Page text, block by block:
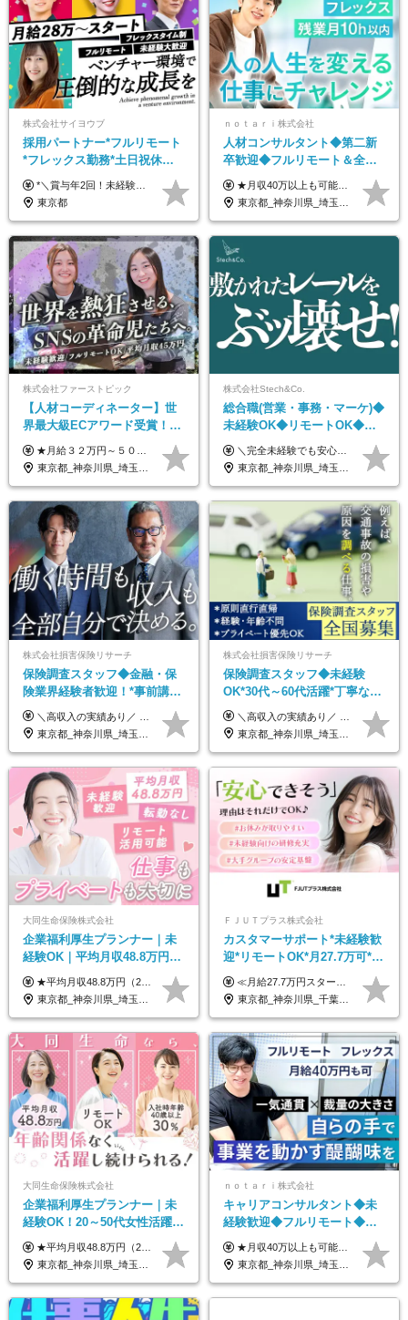
株式会社サイヨウブ
採用パートナー*フルリモート
*フレックス勤務*土日祝休み*
月給28万円～*産育休取得実績
あり*年間休日120日
*＼賞与年2回！未経験から月給28万円スタート／* ★昇給年12回あり！随時昇給のチャンス ◆月給28万～40万円＋賞与年2回＋各種インセンティブ ※経験・スキルを考慮の上、決定します ※試用期間6ヶ月間あり（期間中は月給26万円～になります。その他待遇等に差異はありません） ※月給には月35時間分の固定残業代含む（月5万4800円/超過分別途支給） ※ほとんどのメンバーが残業ゼロです！フレックスタイム制のため、自分の生活に合わせて調整できます。 ＼希望性で土曜日出勤あり／ お客様より「土曜日に応募者の対応をしてほしい」という ご要望を受けた際に、応募者対応⇒求職者との メッセージのやり取りなど、対応が発生する場合があります。 ※土曜日に出勤いただく場合は ・2時間稼働：4500円 ・4時間稼働：9000円 の給与が発生。勤務時間が4時間超えることは原則ありません。 短期間で高い給与をGETできるチャンスです♪
東京都
ｎｏｔａｒｉ株式会社
人材コンサルタント◆第二新
卒歓迎◆フルリモート＆全国
から勤務OK◆残業月10h以内
◆フレックス制
★月収40万以上も可能！ ★能力・スキル・経験を考慮した年収額を設定します ★年功序列ではなく、チャレンジを評価して給与に反映！ ■月給20万円～40万円＋決算賞与 ※経験・スキルを考慮のうえ決定します ※給与にはみなし残業代40時間分を含む。そのほか詳細に関しては別途面接時にご説明します ※試用期間3ヵ月あり。期間中の雇用形態・条件などに差異はありません
東京都_神奈川県_埼玉県_千葉県_大阪府_愛知県_北海道_青森県_岩手県_宮城県_秋田県_山形県_福島県_茨城県_栃木県_群馬県_新潟県_山梨県_長野県_富山県_石川県_福井県_静岡県_岐阜県_三重県_兵庫県_京都府_滋賀県_奈良県_和歌山県_広島県_岡山県_鳥取県_島根県_山口県_徳島県_香川県_愛媛県_高知県_福岡県_熊本県_佐賀県_長崎県_大分県_宮崎県_鹿児島県_沖縄県
株式会社ファーストピック
【人材コーディネーター】世
界最大級ECアワード受賞！フ
ルリモート／未経験◎／月給
３２万円～／年休１３０日以
上／
★月給３２万円～５０万円＋インセンティブ賞与＋決算賞与★ （30時間の固定残業代、一律月54,750円を含む。超過分は支給） ※経験・スキルを考慮の上、決定 ※昇給：随時あり 【インセンティブについて】 自社サービスを提案し、サービス化した場合、一部の利益をインセンティブとして還元します。 試用期間中（6か月間）は、下記の給与となります。 【一都三県、大阪、名古屋、福岡の方】 月給２４万円～＋役職手当＋インセンティブ賞与 【一都三県以外の関東圏、九州、東北、北海道、その他地域の方】 月給２０万円～＋役職手当＋インセンティブ賞与 ※試用期間6ヶ月 ※試用期間中の待遇・福利厚生に差異はなし
東京都_神奈川県_埼玉県_千葉県_大阪府_愛知県_北海道_青森県_岩手県_宮城県_秋田県_山形県_福島県_茨城県_栃木県_群馬県_静岡県_岐阜県_三重県_兵庫県_京都府_滋賀県_奈良県_和歌山県_広島県_岡山県_鳥取県_島根県_山口県_福岡県_熊本県_佐賀県_長崎県_大分県_宮崎県_鹿児島県
株式会社Stech&Co.
総合職(営業・事務・マーケ)◆
未経験OK◆リモートOK◆学
歴不問◆20代活躍中！
＼完全未経験でも安心して年収UP可能です！／ -------------- 【1】営業 月給25万円～80万円＋賞与 【2】事務 月給21万円～50万円＋賞与 【3】マーケ 月給25万円～80万円＋賞与 ※試用期間3ヶ月間の待遇に変動はありません。 ※みなし残業代(月20時間分29,725円～)を含む。（※超過分は追加支給）
東京都_神奈川県_埼玉県_千葉県_大阪府_愛知県_北海道_青森県_岩手県_宮城県_秋田県_山形県_福島県_茨城県_栃木県_群馬県_新潟県_山梨県_長野県_富山県_石川県_福井県_静岡県_岐阜県_三重県_兵庫県_京都府_滋賀県_奈良県_和歌山県_広島県_岡山県_鳥取県_島根県_山口県_徳島県_香川県_愛媛県_高知県_福岡県_熊本県_佐賀県_長崎県_大分県_宮崎県_鹿児島県_沖縄県
株式会社損害保険リサーチ
保険調査スタッフ◆金融・保
険業界経験者歓迎！*事前講習
あり*30代～60代活躍*調査は
原則直行直帰*高収入可
＼高収入の実績あり／ なかには年収1000万円を超える方もいらっしゃいます！ 【完全出来高報酬制】 ★仕事に慣れるまで収入をサポート 1か月目：報酬が通常の2倍 2か月目：報酬が通常の1.5倍 ※災害に関する業務については、収入サポートの対象外 ※試用期間はありません ＊＊＊業務報酬の例＊＊＊ ・事故原因調査（4箇所確認）…1万5000円～ ・有無責／不正請求疑義調査（自動車案件）…2万円～ ・医療調査（1箇所確認）…1万7000円～ ・書類取付（1箇所訪問）…3000円～ ※上記は目安になります ※実際の報酬は業務報酬に応じた個々のスキル・実績を加味したものになります
東京都_神奈川県_埼玉県_千葉県_大阪府_愛知県_北海道_青森県_岩手県_宮城県_秋田県_山形県_福島県_茨城県_栃木県_群馬県_新潟県_山梨県_長野県_富山県_石川県_福井県_静岡県_岐阜県_三重県_兵庫県_京都府_滋賀県_奈良県_和歌山県_広島県_岡山県_鳥取県_島根県_山口県_徳島県_香川県_愛媛県_高知県_福岡県_熊本県_佐賀県_長崎県_大分県_宮崎県_鹿児島県_沖縄県
株式会社損害保険リサーチ
保険調査スタッフ◆未経験
OK*30代～60代活躍*丁寧な講
習・サポートあり*原則直行直
帰／全国募集・業務委託
＼高収入の実績あり／ なかには年収1000万円を超えるスペシャリストもいらっしゃいます！ 【完全出来高報酬制】 ★仕事に慣れるまで収入をサポート 1か月目：報酬が通常の2倍 2か月目：報酬が通常の1.5倍 ※災害に関する業務については、収入サポートの対象外 ※試用期間はありません ＊＊＊業務報酬の例＊＊＊ ・事故原因調査（4箇所確認）…1万5000円～ ・有無責／不正請求疑義調査（自動車案件）…2万円～ ・医療調査（1箇所確認）…1万7000円～ ・書類取付（1箇所訪問）…3000円～ ※上記は目安になります ※実際の報酬は業務報酬に応じた個々のスキル・実績を加味したものになります
東京都_神奈川県_埼玉県_千葉県_大阪府_愛知県_北海道_青森県_岩手県_宮城県_秋田県_山形県_福島県_茨城県_栃木県_群馬県_新潟県_山梨県_長野県_富山県_石川県_福井県_静岡県_岐阜県_三重県_兵庫県_京都府_滋賀県_奈良県_和歌山県_広島県_岡山県_鳥取県_島根県_山口県_徳島県_香川県_愛媛県_高知県_福岡県_熊本県_佐賀県_長崎県_大分県_宮崎県_鹿児島県_沖縄県
大同生命保険株式会社
企業福利厚生プランナー｜未
経験OK｜平均月収48.8万円｜
リモートOK｜残業ほぼなし｜
転勤なし｜女性活躍中
★平均月収48.8万円（2025年度実績） ★安心の固定給＋賞与年2回＋インセンティブ！手当も充実 月給21万円～23万円＋諸手当＋インセンティブ＋賞与年2回 ※給与は年間平均の税込定例給与です。賞与は含みません。 ※約3週間の研修期間中は日当8000円を支給いたします。 ※試用期間6ヵ月あり（期間中の条件変更なし） ◆東京・神奈川・千葉・埼玉・愛知（一部）・京都・大阪・兵庫（一部）：月給23万円以上 ◆静岡（一部）・三重・岐阜：月給22万円以上 ◆上記以外の地域：月給21万円以上
東京都_神奈川県_埼玉県_千葉県_大阪府_愛知県_北海道_青森県_岩手県_宮城県_秋田県_山形県_福島県_茨城県_栃木県_群馬県_新潟県_山梨県_長野県_富山県_石川県_福井県_静岡県_岐阜県_三重県_兵庫県_京都府_滋賀県_奈良県_和歌山県_広島県_岡山県_鳥取県_島根県_山口県_徳島県_香川県_愛媛県_高知県_福岡県_熊本県_佐賀県_長崎県_大分県_宮崎県_鹿児島県_沖縄県
ＦＪＵＴプラス株式会社
カスタマーサポート*未経験歓
迎*リモートOK*月27.7万可*賞
与年2回*転勤なし*連休
OK/ZE010232
≪月給27.7万円スタートも可／賞与年2回≫ ■月給21万円～27.7万円＋各種手当＋賞与年2回 ※給与は勤務地に応じて変更します ※年齢や経験・スキルなどを考慮して決定します ※時間外手当は全額支給 ※上記は初年度の月給となります ※試用期間3ヶ月（その他待遇に差異はありません） 【固定残業代について】 なし（残業代は、実際の労働時間に応じて別途全額支給）
東京都_神奈川県_千葉県_大阪府_愛知県_北海道_長野県_石川県_広島県_福岡県
大同生命保険株式会社
企業福利厚生プランナー｜未
経験OK！20～50代女性活躍｜
リモートOK｜平均月収48.8万
｜子育て＆介護支援◎
★平均月収48.8万円（2025年度実績） ★安心の固定給＋賞与年2回＋インセンティブ！手当も充実 月給21万円～23万円＋諸手当＋インセンティブ＋賞与年2回 ※給与は年間平均の税込定例給与です。賞与は含みません。 ※約3週間の研修期間中は日当8000円を支給いたします。 ※試用期間6ヵ月あり（期間中の条件変更なし） ◆東京・神奈川・千葉・埼玉・愛知（一部）・京都・大阪・兵庫（一部）：月給23万円以上 ◆静岡（一部）・三重・岐阜：月給22万円以上 ◆上記以外の地域：月給21万円以上
東京都_神奈川県_埼玉県_千葉県_大阪府_愛知県_北海道_青森県_岩手県_宮城県_秋田県_山形県_福島県_茨城県_栃木県_群馬県_新潟県_山梨県_長野県_富山県_石川県_福井県_静岡県_岐阜県_三重県_兵庫県_京都府_滋賀県_奈良県_和歌山県_広島県_岡山県_鳥取県_島根県_山口県_徳島県_香川県_愛媛県_高知県_福岡県_熊本県_佐賀県_長崎県_大分県_宮崎県_鹿児島県_沖縄県
ｎｏｔａｒｉ株式会社
キャリアコンサルタント◆未
経験歓迎◆フルリモート◆フ
レックス制◆10時出勤・16時
退勤も可◆残業月10時間以内
★月収40万以上も可能！ ★能力・スキル・経験を考慮した年収額を設定します ■月給20万円～40万円＋決算賞与 ※経験・スキルを考慮のうえ決定します ※給与にはみなし残業代40時間分を含む。そのほか詳細に関しては別途面接時にご説明します ※試用期間3ヵ月あり。期間中の雇用形態・条件などに差異はありません
東京都_神奈川県_埼玉県_千葉県_大阪府_愛知県_北海道_青森県_岩手県_宮城県_秋田県_山形県_福島県_茨城県_栃木県_群馬県_新潟県_山梨県_長野県_富山県_石川県_福井県_静岡県_岐阜県_三重県_兵庫県_京都府_滋賀県_奈良県_和歌山県_広島県_岡山県_鳥取県_島根県_山口県_徳島県_香川県_愛媛県_高知県_福岡県_熊本県_佐賀県_長崎県_大分県_宮崎県_鹿児島県_沖縄県